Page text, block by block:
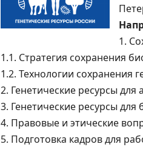
1.
1.1. Стратегия сохранения
1.2. Технологии сохранения
2. Генетические ресурсы для
3. Генетические ресурсы для
4. Правовые и этические
5. Подготовка кадров для